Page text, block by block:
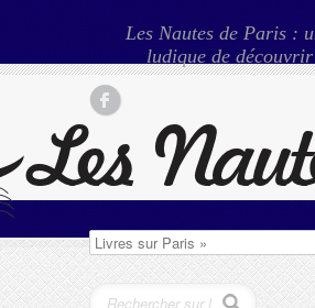
Les Nautes de Paris :
ludique de